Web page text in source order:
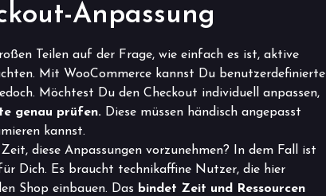
Anpassung
Teilen auf der Frage, wie einfach es ist, aktive
Mit WooCommerce kannst Du benutzerdefinierte
Möchtest Du den Checkout individuell anpassen,
genau prüfen. Diese müssen händisch angepasst
kannst.
diese Anpassungen vorzunehmen? In dem Fall ist
Dich. Es braucht technikaffine Nutzer, die hier
Shop einbauen. Das bindet Zeit und Ressourcen